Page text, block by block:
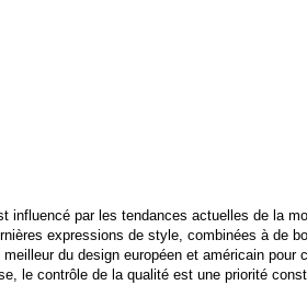
par les tendances actuelles de la
expressions de style, combinées à de
du design européen et américain
le contrôle de la qualité est une priorité